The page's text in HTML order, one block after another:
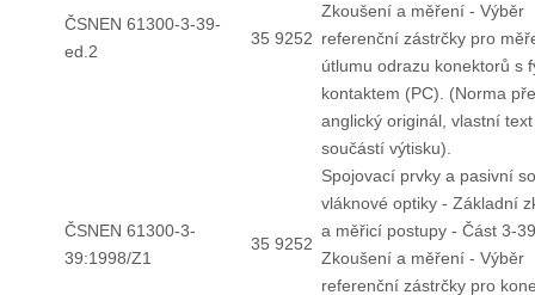
ČSNEN 61300-3-39-
ed.2
35 9252
Zkoušení a měření - Výběr
referenční zástrčky pro
útlumu odrazu konektorů s
kontaktem (PC). (Norma
anglický originál, vlastní
součástí výtisku).
ČSNEN 61300-3-
39:1998/Z1
35 9252
Spojovací prvky a pasivní
vláknové optiky - Základní
a měřicí postupy - Část 3-
Zkoušení a měření - Výběr
referenční zástrčky pro